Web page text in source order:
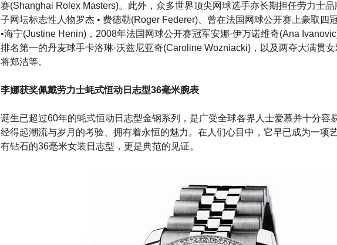
赛(Shanghai Rolex Masters)。此外，众多世界顶尖网球选手亦长期担任劳力士
子网坛标志性人物罗杰 • 费德勒(Roger Federer)、曾在法国网球公开赛上豪取四
•海宁(Justine Henin)，2008年法国网球公开赛冠军安娜·伊万诺维奇(Ana
排名第一的丹麦球手卡洛琳·沃兹尼亚奇(Caroline Wozniacki)，以及两夺大满贯
将郑洁等。
李娜获奖佩戴劳力士蚝式恒动日志型36毫米腕表
诞生已超过60年的蚝式恒动日志型金钢系列，是广受全球各界人士爱慕并十分容
经得起潮流与岁月的考验、拥有着永恒的魅力。在人们心目中，它早已成为一项
有钻石的36毫米女装日志型，更是典范的见证。